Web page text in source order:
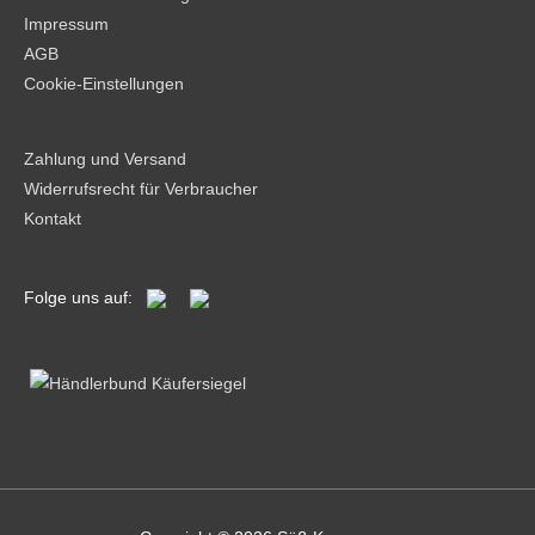
Impressum
AGB
Cookie-Einstellungen
Zahlung und Versand
Widerrufsrecht für Verbraucher
Kontakt
Folge uns auf: